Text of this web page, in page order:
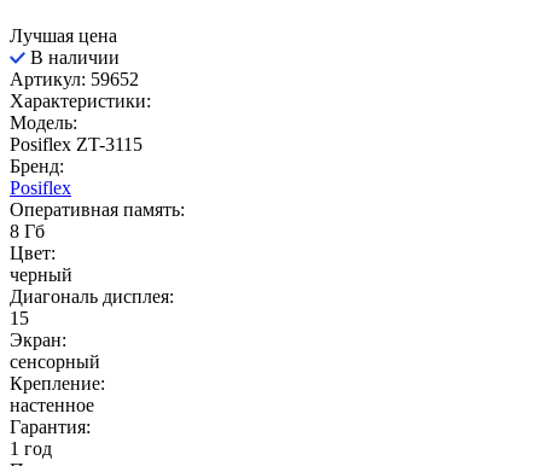
Лучшая цена
В наличии
Артикул: 59652
Характеристики:
Модель:
Posiflex ZT-3115
Бренд:
Posiflex
Оперативная память:
8 Гб
Цвет:
черный
Диагональ дисплея:
15
Экран:
сенсорный
Крепление:
настенное
Гарантия:
1 год